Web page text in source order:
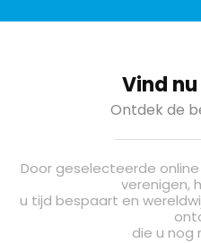
Vind
Ontdek de
Door geselecteerde
verenigen,
u tijd bespaart en
die u nog